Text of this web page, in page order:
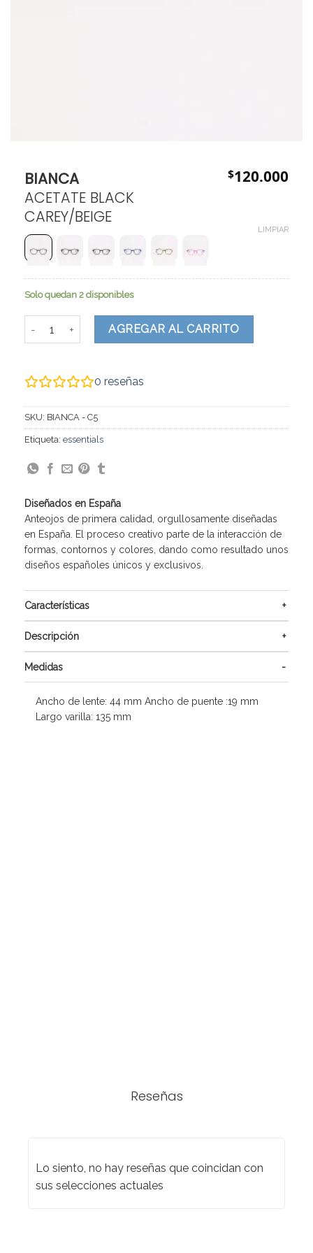
BIANCA
ACETATE BLACK
CAREY/BEIGE
$120.000
LIMPIAR
Solo quedan 2 disponibles
AGREGAR AL CARRITO
0 reseñas
SKU: BIANCA - C5
Etiqueta: essentials
Diseñados en España
Anteojos de primera calidad, orgullosamente diseñadas
en España. El proceso creativo parte de la interacción de
formas, contornos y colores, dando como resultado unos
diseños españoles únicos y exclusivos.
Características
Descripción
Medidas
Ancho de lente: 44 mm Ancho de puente :19 mm
Largo varilla: 135 mm
Reseñas
Lo siento, no hay reseñas que coincidan con
sus selecciones actuales